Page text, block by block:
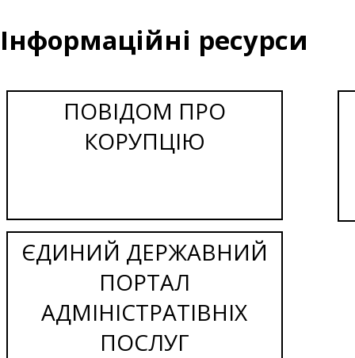
Інформаційні ресурси
ПОВІДОМ ПРО
КОРУПЦІЮ
ЄДИНИЙ ДЕРЖАВНИЙ
ПОРТАЛ
АДМІНІСТРАТІВНІХ
ПОСЛУГ